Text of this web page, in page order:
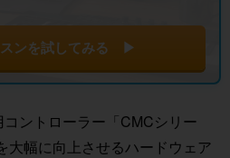
スンを試してみる ▶
ントローラー「CMCシリー
大幅に向上させるハードウェア